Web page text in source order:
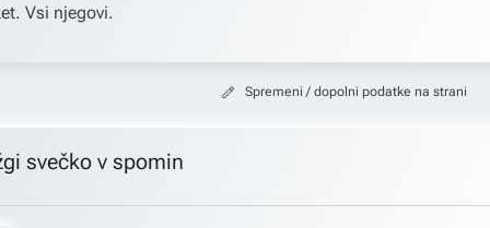
Vsi njegovi.
Spremeni / dopolni podatke na strani
svečko v spomin